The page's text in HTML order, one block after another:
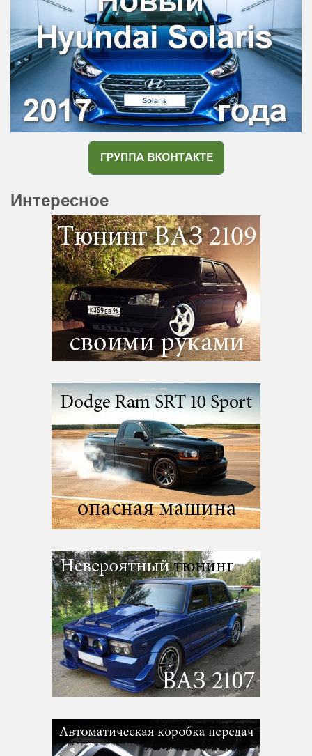
Интересное